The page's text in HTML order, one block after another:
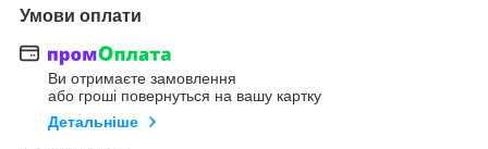
Умови оплати
Ви отримаєте замовлення
або гроші повернуться на вашу картку
Детальніше